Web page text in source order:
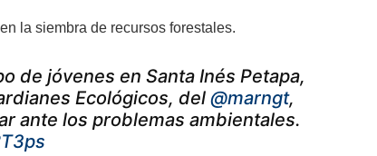
la siembra de recursos forestales.
de jóvenes en Santa Inés Petapa,
Ecológicos, del @marngt,
ante los problemas ambientales.